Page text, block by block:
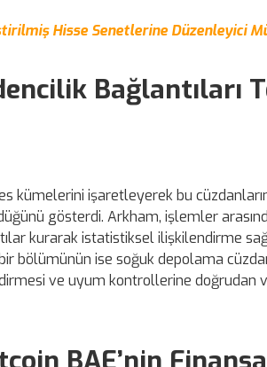
Hisse Senetlerine Düzenleyici
Bağlantıları
kümelerini işaretleyerek bu
gösterdi. Arkham, işlemler
kurarak istatistiksel ilişkilendirme
bölümünün ise soğuk depolama
ve uyum kontrollerine doğrudan